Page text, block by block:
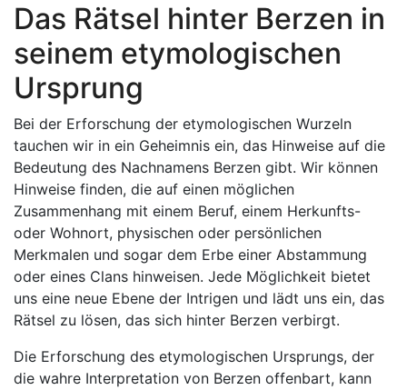
Das Rätsel hinter Berzen in
seinem etymologischen
Ursprung
Bei der Erforschung der etymologischen Wurzeln
tauchen wir in ein Geheimnis ein, das Hinweise auf die
Bedeutung des Nachnamens Berzen gibt. Wir können
Hinweise finden, die auf einen möglichen
Zusammenhang mit einem Beruf, einem Herkunfts-
oder Wohnort, physischen oder persönlichen
Merkmalen und sogar dem Erbe einer Abstammung
oder eines Clans hinweisen. Jede Möglichkeit bietet
uns eine neue Ebene der Intrigen und lädt uns ein, das
Rätsel zu lösen, das sich hinter Berzen verbirgt.
Die Erforschung des etymologischen Ursprungs, der
die wahre Interpretation von Berzen offenbart, kann